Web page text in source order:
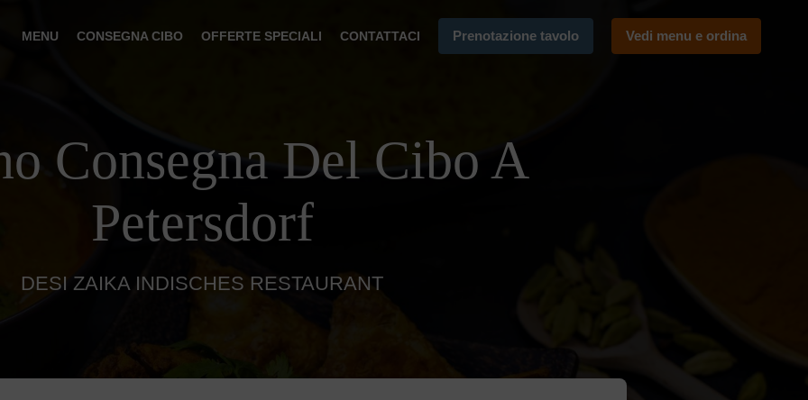
MENU CONSEGNA CIBO OFFERTE SPECIALI CONTATTACI Prenotazione tavolo Vedi menu e ordina
Consegna Del Cibo A
Petersdorf
DESI ZAIKA INDISCHES RESTAURANT